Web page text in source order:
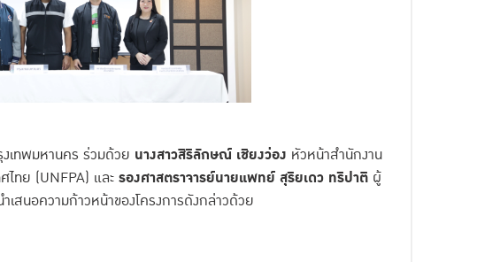
งเทพมหานคร ร่วมด้วย นางสาวสิริลักษณ์ เชียงว่อง หัวหน้าสำนักงาน
ไทย (UNFPA) และรองศาสตราจารย์นายแพทย์ สุริยเดว ทรีปาตี ผู้
สนอความก้าวหน้าของโครงการดังกล่าวด้วย